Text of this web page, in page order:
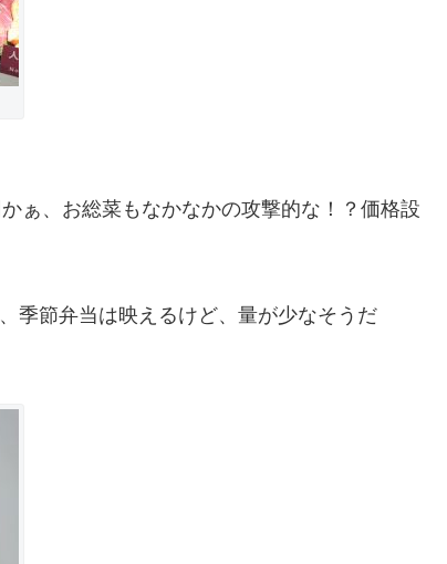
ぁ、お総菜もなかなかの攻撃的な！？価格設
季節弁当は映えるけど、量が少なそうだ